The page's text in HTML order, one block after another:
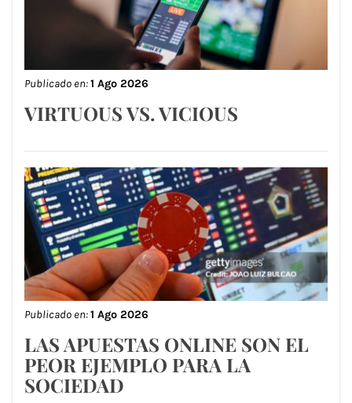
Publicado en:1 Ago 2026
VIRTUOUS VS. VICIOUS
Publicado en:1 Ago 2026
LAS APUESTAS ONLINE SON EL
PEOR EJEMPLO PARA LA
SOCIEDAD